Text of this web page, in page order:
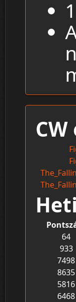
64
933
7498
8635
5816
6468